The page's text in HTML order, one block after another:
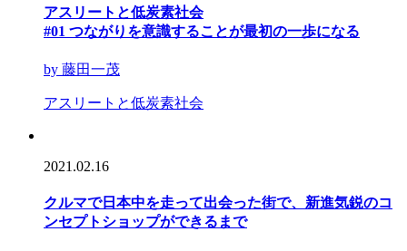
アスリートと低炭素社会
#01 つながりを意識することが最初の一歩になる
by 藤田一茂
アスリートと低炭素社会
2021.02.16
クルマで日本中を走って出会った街で、新進気鋭のコ
ンセプトショップができるまで